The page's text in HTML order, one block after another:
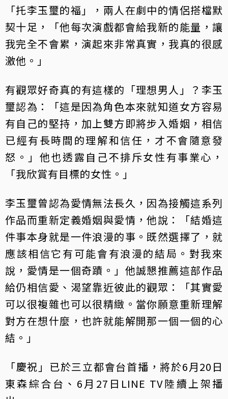
「托李玉璽的福」，兩人在劇中的情侶搭檔默
契十足，「他每次演戲都會給我新的能量，讓
我完全不會累，演起來非常真實，我真的很感
激他。」
有觀眾好奇真的有這樣的「理想男人」？李玉
璽認為：「這是因為角色本來就知道女方容易
有自己的堅持，加上雙方即將步入婚姻，相信
已經有長時間的理解和信任，才不會隨意發
怒。」他也透露自己不排斥女性有事業心，
「我欣賞有目標的女性。」
李玉璽曾認為愛情無法長久，因為接觸這系列
作品而重新定義婚姻與愛情，他說：「結婚這
件事本身就是一件浪漫的事。既然選擇了，就
應該相信它有可能會有浪漫的結局。對我來
說，愛情是一個奇蹟。」他誠懇推薦這部作品
給仍相信愛、渴望靠近彼此的觀眾：「其實愛
可以很複雜也可以很精緻。當你願意重新理解
對方在想什麼，也許就能解開那一個一個的心
結。」
「慶祝」已於三立都會台首播，將於6月20日
東森綜合台、6月27日LINE TV陸續上架播